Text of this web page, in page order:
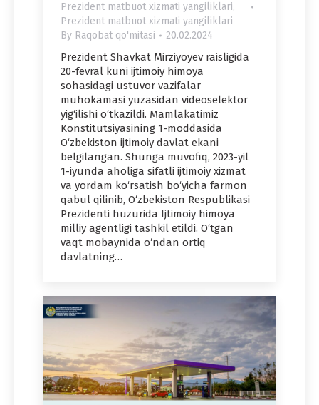
Prezident matbuot xizmati yangiliklari,
Prezident matbuot xizmati yangiliklari
By Raqobat qo'mitasi 20.02.2024
Prezident Shavkat Mirziyoyev raisligida
20-fevral kuni ijtimoiy himoya
sohasidagi ustuvor vazifalar
muhokamasi yuzasidan videoselektor
yig‘ilishi o‘tkazildi. Mamlakatimiz
Konstitutsiyasining 1-moddasida
O‘zbekiston ijtimoiy davlat ekani
belgilangan. Shunga muvofiq, 2023-yil
1-iyunda aholiga sifatli ijtimoiy xizmat
va yordam ko‘rsatish bo‘yicha farmon
qabul qilinib, O‘zbekiston Respublikasi
Prezidenti huzurida Ijtimoiy himoya
milliy agentligi tashkil etildi. O‘tgan
vaqt mobaynida o‘ndan ortiq
davlatning…